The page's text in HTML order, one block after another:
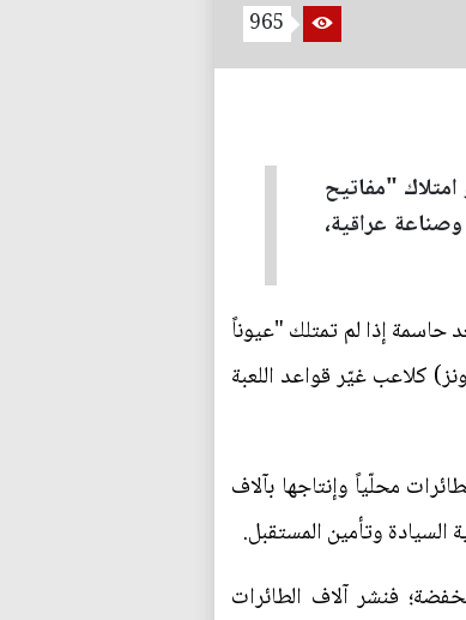
965
"مفاتيح
عراقية،
حاسمة إذا لم تمتلك "عيوناً
كلاعب غيّر قواعد اللعبة
محلّياً وإنتاجها بآلاف
وتأمين المستقبل.
فنشر آلاف الطائرات